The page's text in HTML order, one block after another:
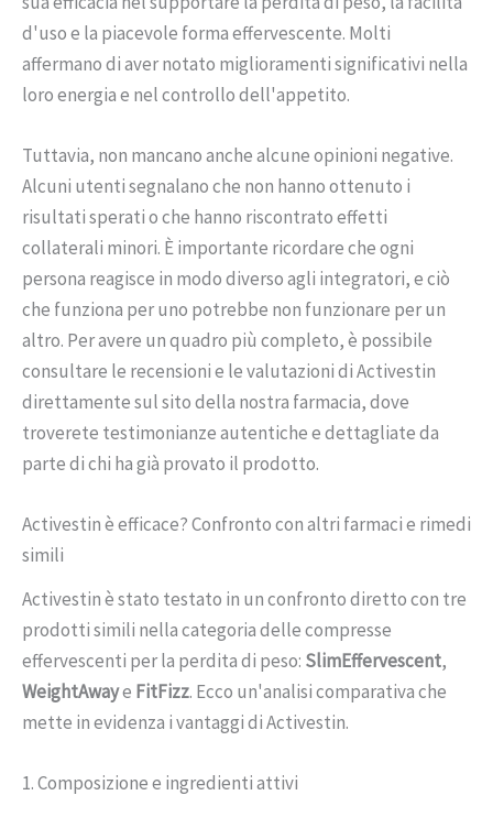
d'uso e la piacevole forma effervescente. Molti
affermano di aver notato miglioramenti significativi nella
loro energia e nel controllo dell'appetito.
Tuttavia, non mancano anche alcune opinioni negative.
Alcuni utenti segnalano che non hanno ottenuto i
risultati sperati o che hanno riscontrato effetti
collaterali minori. È importante ricordare che ogni
persona reagisce in modo diverso agli integratori, e ciò
che funziona per uno potrebbe non funzionare per un
altro. Per avere un quadro più completo, è possibile
consultare le recensioni e le valutazioni di Activestin
direttamente sul sito della nostra farmacia, dove
troverete testimonianze autentiche e dettagliate da
parte di chi ha già provato il prodotto.
Activestin è efficace? Confronto con altri farmaci e rimedi
simili
Activestin è stato testato in un confronto diretto con tre
prodotti simili nella categoria delle compresse
effervescenti per la perdita di peso: SlimEffervescent,
WeightAwaye FitFizz. Ecco un'analisi comparativa che
mette in evidenza i vantaggi di Activestin.
1. Composizione e ingredienti attivi